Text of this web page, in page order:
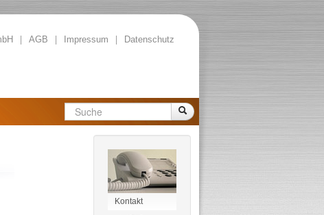
| AGB | Impressum | Datenschutz
Suche
Kontakt
Kontakt